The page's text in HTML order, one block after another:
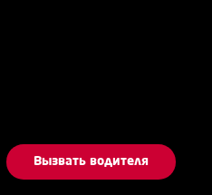
Вызвать водителя